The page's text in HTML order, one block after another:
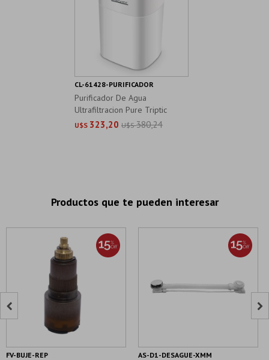
Purificador De Agua
Ultrafiltracion Pure Triptic
U$S 323,20 U$S 380,24
CL-61428-PURIFICADOR
Productos que te pueden interesar
FV-BUJE-REP AS-D1-DESAGUE-XMM
 